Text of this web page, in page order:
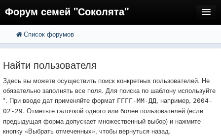
Форум семей "Соколята"
FAQ
Вход
Список форумов
Найти пользователя
Здесь вы можете осуществить поиск конкретных пользователей. Не
обязательно заполнять все поля. Для поиска по шаблону используйте
*. При вводе дат применяйте формат ГГГГ-ММ-ДД, например, 2004-
02-29. Отметьте галочкой одного или более пользователей (если
предыдущая форма допускает множественный выбор) и нажмите
кнопку «Выбрать отмеченных», чтобы вернуться назад.